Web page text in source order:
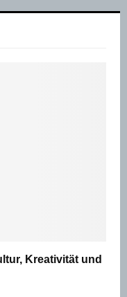
Kreativität und